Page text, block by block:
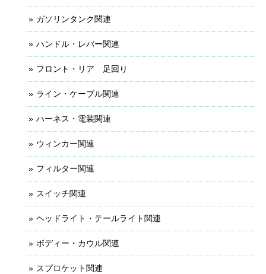
ガソリンタンク関連
ハンドル・レバー関連
フロント・リア 足回り
ライン・ケーブル関連
ハーネス・電装関連
ウィンカー関連
フィルター関連
スイッチ関連
ヘッドライト・テールライト関連
ボディー・カウル関連
スプロケット関連